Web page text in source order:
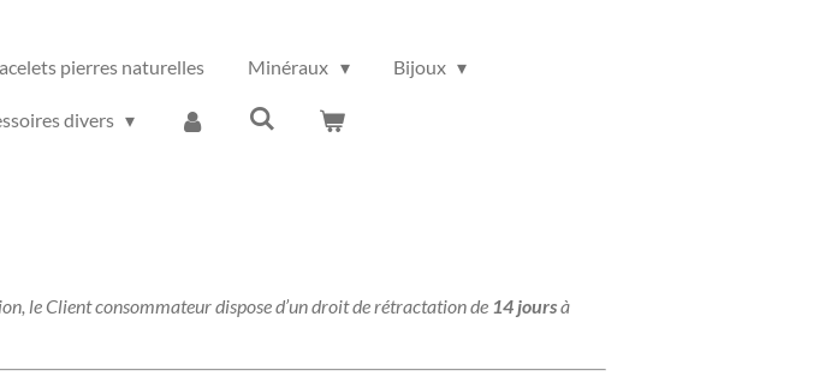
pierres naturelles Minéraux Bijoux
divers
le Client consommateur dispose d’un droit de rétractation de 14 joursà